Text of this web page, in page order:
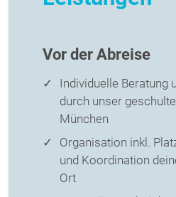
Vor der Abreise
Individuelle Beratung
durch unser
München
Organisation inkl.
und Koordination
Ort